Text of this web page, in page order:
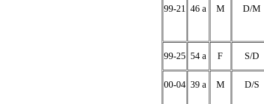
99-21 46 a M D/M
99-25 54 a F S/D
00-04 39 a M D/S